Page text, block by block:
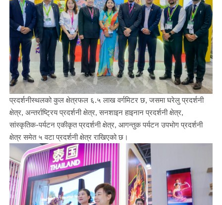
प्रदर्शनीस्थलको कुल क्षेत्रफल ६.५ लाख वर्गमिटर छ, जसमा घरेलु प्रदर्शनी
क्षेत्र, अन्तर्राष्ट्रिय प्रदर्शनी क्षेत्र, सनशाइन हाइनान प्रदर्शनी क्षेत्र,
सांस्कृतिक-पर्यटन एकीकृत प्रदर्शनी क्षेत्र, आगन्तुक पर्यटन उपभोग प्रदर्शनी
क्षेत्र समेत ५ वटा प्रदर्शनी क्षेत्र राखिएको छ।